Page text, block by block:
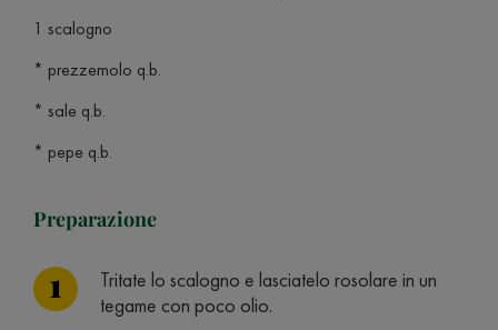
1 scalogno
* prezzemolo q.b.
* sale q.b.
* pepe q.b.
Preparazione
Tritate lo scalogno e lasciatelo rosolare in un
tegame con poco olio.